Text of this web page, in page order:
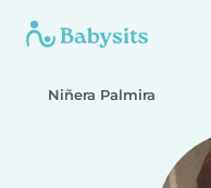
Niñera Palmira